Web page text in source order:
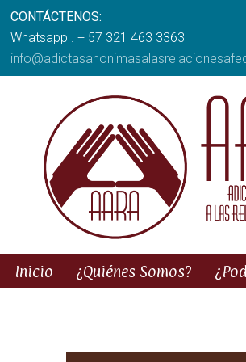
CONTÁCTENOS:
Whatsapp . + 57 321 463 3363
Inicio ¿Quiénes Somos?